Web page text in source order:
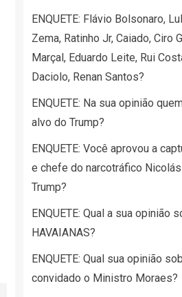
ENQUETE: Flávio Bolsonaro,
Zema, Ratinho Jr, Caiado, Ciro
Marçal, Eduardo Leite, Rui
Daciolo, Renan Santos?
ENQUETE: Na sua opinião
alvo do Trump?
ENQUETE: Você aprovou a
e chefe do narcotráfico
Trump?
ENQUETE: Qual a sua opinião
HAVAIANAS?
ENQUETE: Qual sua opinião
convidado o Ministro Moraes?